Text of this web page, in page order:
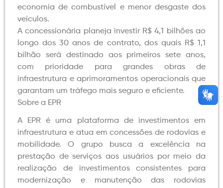
economia de combustível e menor desgaste dos
veículos.
A concessionária planeja investir R$ 4,1 bilhões ao
longo dos 30 anos de contrato, dos quais R$ 1,1
bilhão será destinado aos primeiros sete anos,
com prioridade para grandes obras de
infraestrutura e aprimoramentos operacionais que
garantam um tráfego mais seguro e eficiente.
Sobre a EPR
A EPR é uma plataforma de investimentos em
infraestrutura e atua em concessões de rodovias e
mobilidade. O grupo busca a excelência na
prestação de serviços aos usuários por meio da
realização de investimentos consistentes para
modernização e manutenção das rodovias